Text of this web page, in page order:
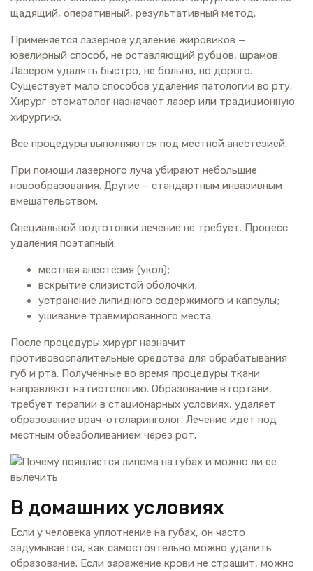
щадящий, оперативный, результативный метод.
Применяется лазерное удаление жировиков —
ювелирный способ, не оставляющий рубцов, шрамов.
Лазером удалять быстро, не больно, но дорого.
Существует мало способов удаления патологии во рту.
Хирург-стоматолог назначает лазер или традиционную
хирургию.
Все процедуры выполняются под местной анестезией.
При помощи лазерного луча убирают небольшие
новообразования. Другие – стандартным инвазивным
вмешательством.
Специальной подготовки лечение не требует. Процесс
удаления поэтапный:
местная анестезия (укол);
вскрытие слизистой оболочки;
устранение липидного содержимого и капсулы;
ушивание травмированного места.
После процедуры хирург назначит
противовоспалительные средства для обрабатывания
губ и рта. Полученные во время процедуры ткани
направляют на гистологию. Образование в гортани,
требует терапии в стационарных условиях, удаляет
образование врач-отоларинголог. Лечение идет под
местным обезболиванием через рот.
В домашних условиях
Если у человека уплотнение на губах, он часто
задумывается, как самостоятельно можно удалить
образование. Если заражение крови не страшит, можно